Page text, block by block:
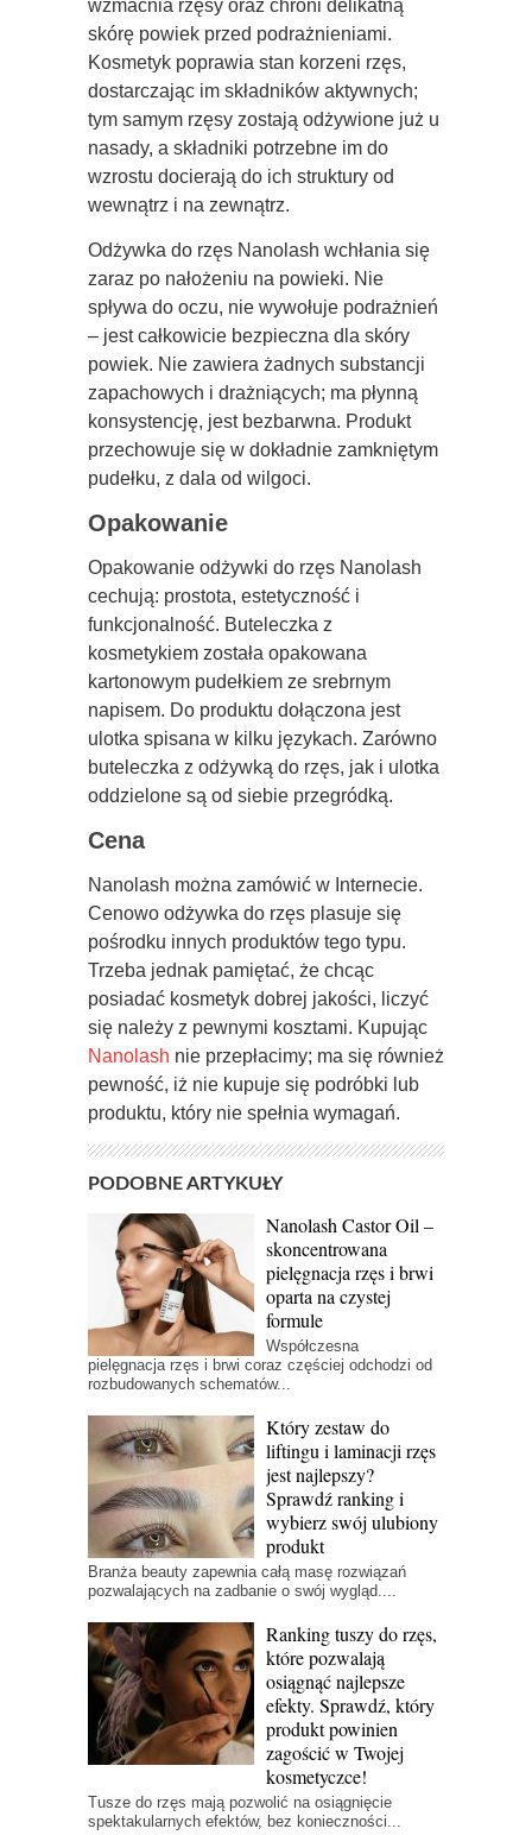
wzmacnia rzęsy oraz chroni delikatną
skórę powiek przed podrażnieniami.
Kosmetyk poprawia stan korzeni rzęs,
dostarczając im składników aktywnych;
tym samym rzęsy zostają odżywione już u
nasady, a składniki potrzebne im do
wzrostu docierają do ich struktury od
wewnątrz i na zewnątrz.
Odżywka do rzęs Nanolash wchłania się
zaraz po nałożeniu na powieki. Nie
spływa do oczu, nie wywołuje podrażnień
– jest całkowicie bezpieczna dla skóry
powiek. Nie zawiera żadnych substancji
zapachowych i drażniących; ma płynną
konsystencję, jest bezbarwna. Produkt
przechowuje się w dokładnie zamkniętym
pudełku, z dala od wilgoci.
Opakowanie
Opakowanie odżywki do rzęs Nanolash
cechują: prostota, estetyczność i
funkcjonalność. Buteleczka z
kosmetykiem została opakowana
kartonowym pudełkiem ze srebrnym
napisem. Do produktu dołączona jest
ulotka spisana w kilku językach. Zarówno
buteleczka z odżywką do rzęs, jak i ulotka
oddzielone są od siebie przegródką.
Cena
Nanolash można zamówić w Internecie.
Cenowo odżywka do rzęs plasuje się
pośrodku innych produktów tego typu.
Trzeba jednak pamiętać, że chcąc
posiadać kosmetyk dobrej jakości, liczyć
się należy z pewnymi kosztami. Kupując
Nanolash nie przepłacimy; ma się również
pewność, iż nie kupuje się podróbki lub
produktu, który nie spełnia wymagań.
PODOBNE ARTYKUŁY
Nanolash Castor Oil –
skoncentrowana
pielęgnacja rzęs i brwi
oparta na czystej
formule
Współczesna
pielęgnacja rzęs i brwi coraz częściej odchodzi od
rozbudowanych schematów...
Który zestaw do
liftingu i laminacji rzęs
jest najlepszy?
Sprawdź ranking i
wybierz swój ulubiony
produkt
Branża beauty zapewnia całą masę rozwiązań
pozwalających na zadbanie o swój wygląd....
Ranking tuszy do rzęs,
które pozwalają
osiągnąć najlepsze
efekty. Sprawdź, który
produkt powinien
zagościć w Twojej
kosmetyczce!
Tusze do rzęs mają pozwolić na osiągnięcie
spektakularnych efektów, bez konieczności...